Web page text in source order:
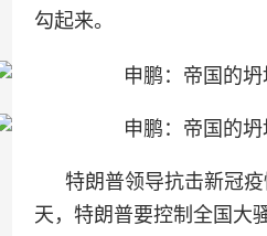
勾起来。
特朗普领导抗击新冠
天，特朗普要控制全国大